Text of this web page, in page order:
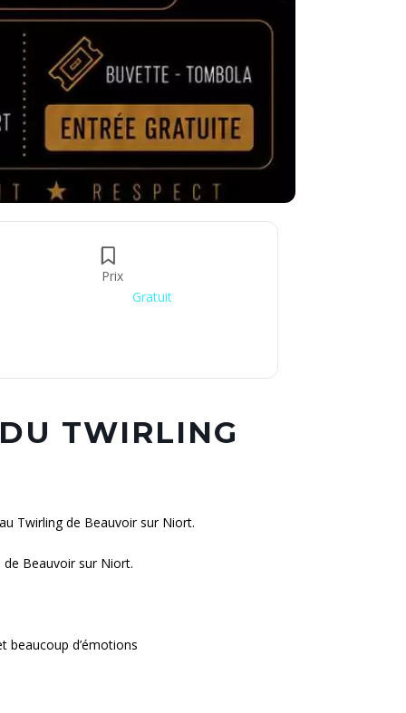
Prix
Gratuit
TWIRLING
Twirling de Beauvoir sur Niort.
Beauvoir sur Niort.
beaucoup d’émotions